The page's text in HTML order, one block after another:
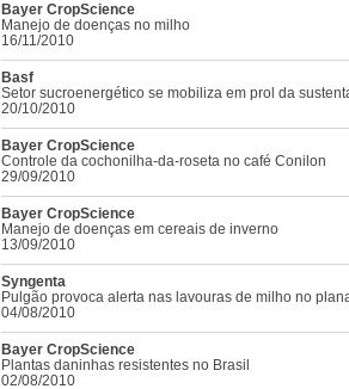
Bayer CropScience
Manejo de doenças no milho
16/11/2010
Basf
Setor sucroenergético se mobiliza em prol da
20/10/2010
Bayer CropScience
Controle da cochonilha-da-roseta no café Conilon
29/09/2010
Bayer CropScience
Manejo de doenças em cereais de inverno
13/09/2010
Syngenta
Pulgão provoca alerta nas lavouras de milho no
04/08/2010
Bayer CropScience
Plantas daninhas resistentes no Brasil
02/08/2010